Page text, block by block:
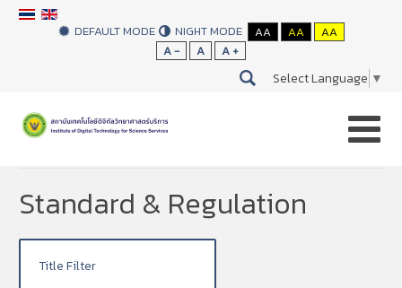
DEFAULT MODE NIGHT MODE AA AA
AA
A -
A A +
Select Language ▼
Standard & Regulation